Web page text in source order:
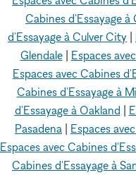
Cabines d'Essayage à
d'Essayage à Culver City |
Glendale| Espaces
Espaces avec Cabines
Cabines d'Essayage à
d'Essayage à Oakland |
Pasadena | Espaces
Espaces avec Cabines
Cabines d'Essayage à